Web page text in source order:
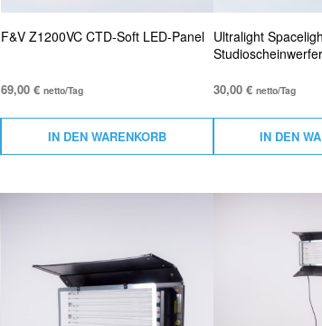
F&V Z1200VC CTD-Soft LED-Panel
69,00 € netto/Tag
IN DEN WARENKORB
Ultralight
Studioscheinwerfer
30,00 € netto/Tag
IN DEN